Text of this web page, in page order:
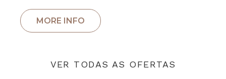
VER TODAS AS OFERTAS